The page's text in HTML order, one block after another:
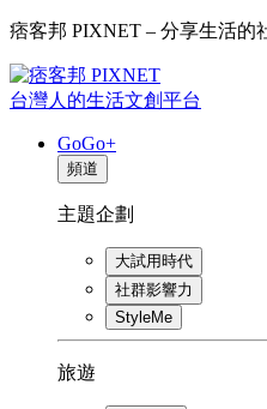
痞客邦 PIXNET – 分享生活的
台灣人的生活文創平台
GoGo+
頻道
主題企劃
大試用時代
社群影響力
StyleMe
旅遊